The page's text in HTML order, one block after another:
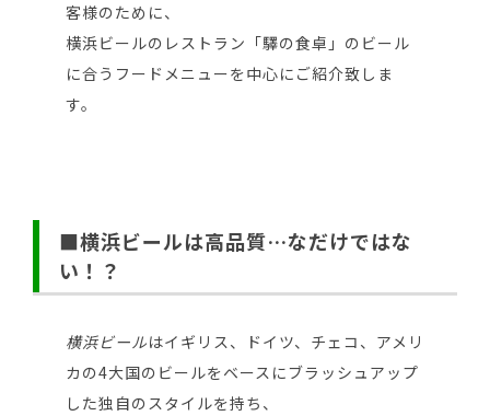
客様のために、
横浜ビールのレストラン「驛の食卓」のビール
に合うフードメニューを中心にご紹介致しま
す。
■横浜ビールは高品質…なだけではな
い！？
横浜ビールはイギリス、ドイツ、チェコ、アメリ
カの4大国のビールをベースにブラッシュアップ
した独自のスタイルを持ち、